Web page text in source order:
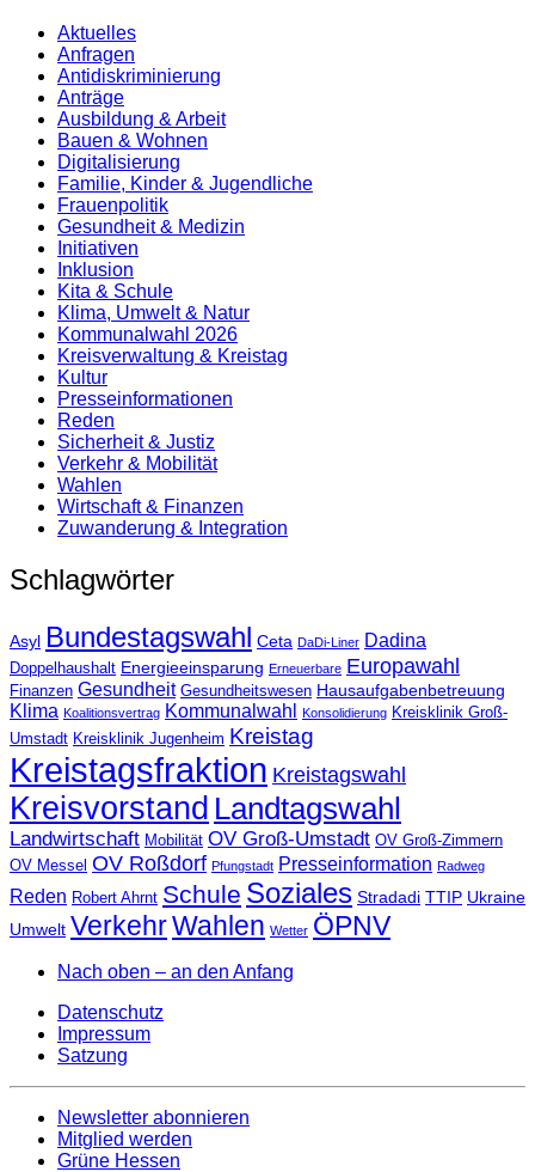
Aktuelles
Anfragen
Antidiskrimi­nierung
Anträge
Ausbildung & Arbeit
Bauen & Wohnen
Digitalisierung
Familie, Kinder & Jugendliche
Frauenpolitik
Gesundheit & Medizin
Initiativen
Inklusion
Kita & Schule
Klima, Umwelt & Natur
Kommunalwahl 2026
Kreisverwaltung & Kreistag
Kultur
Presse­informationen
Reden
Sicherheit & Justiz
Verkehr & Mobilität
Wahlen
Wirtschaft & Finanzen
Zuwanderung & Integration
Schlagwörter
Asyl Bundestagswahl Ceta DaDi-Liner Dadina
Doppelhaushalt Energieeinsparung Erneuerbare Europawahl
Finanzen Gesundheit Gesundheitswesen Hausaufgabenbetreuung
Klima Koalitionsvertrag Kommunalwahl Konsolidierung Kreisklinik Groß-
Umstadt Kreisklinik Jugenheim Kreistag
Kreistagsfraktion Kreistagswahl
Kreisvorstand Landtagswahl
Landwirtschaft Mobilität OV Groß-Umstadt OV Groß-Zimmern
OV Messel OV Roßdorf Pfungstadt Presseinformation Radweg
Reden Robert Ahrnt Schule Soziales Stradadi TTIP Ukraine
Umwelt VerkehrWahlen Wetter ÖPNV
Nach oben – an den Anfang
Datenschutz
Impressum
Satzung
Newsletter abonnieren
Mitglied werden
Grüne Hessen